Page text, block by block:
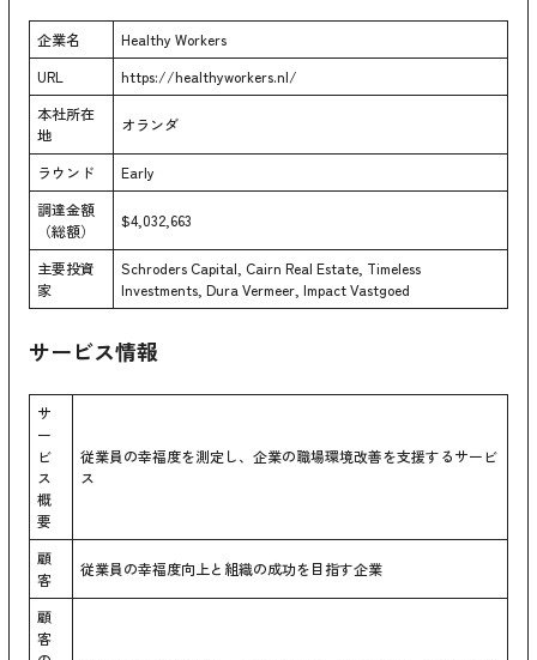
企業名
Healthy Workers
URL
https://healthyworkers.nl/
本社所在
地
オランダ
ラウンド
Early
調達金額
（総額）
$4,032,663
主要投資
家
Schroders Capital, Cairn Real Estate, Timeless
Investments, Dura Vermeer, Impact Vastgoed
サービス情報
サ
ー
ビ
ス
概
要
従業員の幸福度を測定し、企業の職場環境改善を支援するサービ
ス
顧
客
従業員の幸福度向上と組織の成功を目指す企業
顧
客